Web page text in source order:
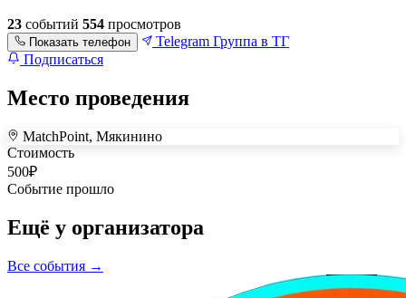
23 событий 554 просмотров
Показать телефон Telegram Группа в ТГ
Подписаться
Место проведения
+
–
MatchPoint, Мякинино
Стоимость
500₽
Событие прошло
Ещё у организатора
Все события →